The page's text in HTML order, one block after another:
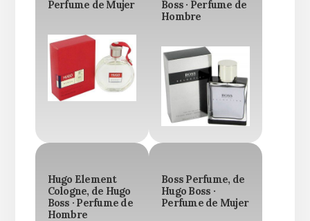
Perfume de Mujer
Boss · Perfume de
Hombre
Hugo Element
Cologne, de Hugo
Boss · Perfume de
Hombre
Boss Perfume, de
Hugo Boss ·
Perfume de Mujer